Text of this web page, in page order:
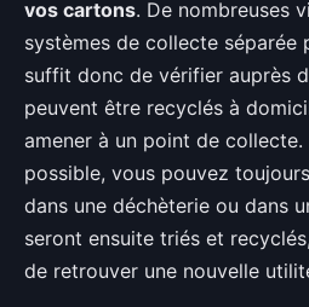
vos cartons. De nombreuses
systèmes de collecte séparée
suffit donc de vérifier auprès
peuvent être recyclés à
amener à un point de
possible, vous pouvez
dans une déchèterie ou dans
seront ensuite triés et
de retrouver une nouvelle